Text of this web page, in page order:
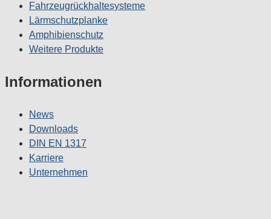
Fahrzeugrückhaltesysteme
Lärmschutzplanke
Amphibienschutz
Weitere Produkte
Informationen
News
Downloads
DIN EN 1317
Karriere
Unternehmen